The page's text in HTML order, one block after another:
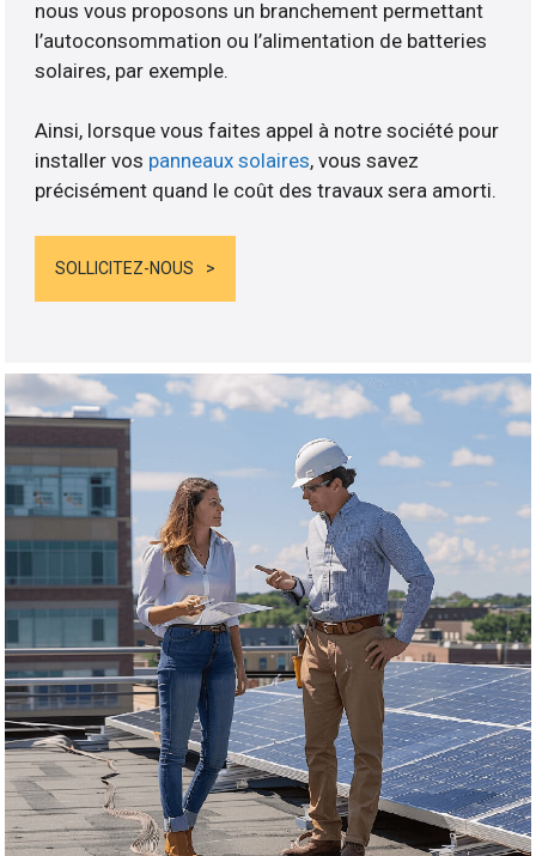
nous vous proposons un branchement permettant
l’autoconsommation ou l’alimentation de batteries
solaires, par exemple.
Ainsi, lorsque vous faites appel à notre société pour
installer vos panneaux solaires, vous savez
précisément quand le coût des travaux sera amorti.
SOLLICITEZ-NOUS